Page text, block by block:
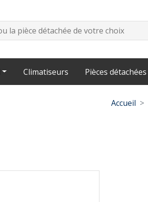
Climatiseurs Pièces détachées
Accueil